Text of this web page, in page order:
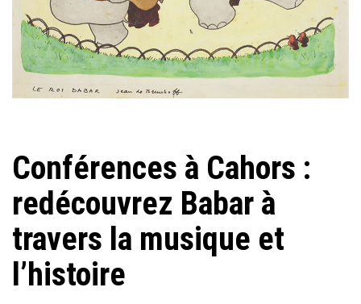
Conférences à Cahors :
redécouvrez Babar à
travers la musique et
l’histoire